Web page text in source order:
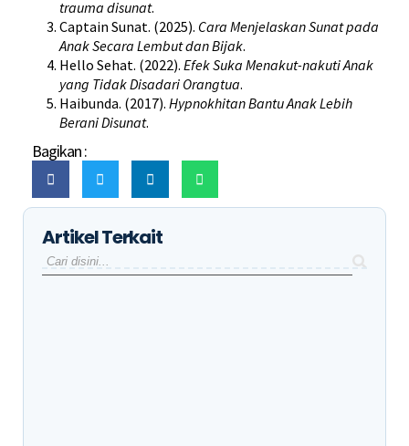
trauma disunat.
Captain Sunat. (2025). Cara Menjelaskan Sunat pada
Anak Secara Lembut dan Bijak.
Hello Sehat. (2022). Efek Suka Menakut-nakuti Anak
yang Tidak Disadari Orangtua.
Haibunda. (2017). Hypnokhitan Bantu Anak Lebih
Berani Disunat.
Bagikan :
Artikel Terkait